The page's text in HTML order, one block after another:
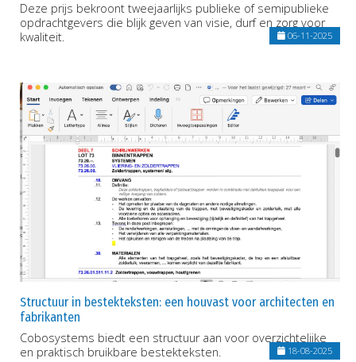
Deze prijs bekroont tweejaarlijks publieke of semipublieke
opdrachtgevers die blijk geven van visie, durf en zorg voor
kwaliteit.
06-11-2025
Structuur in bestekteksten: een houvast voor architecten en
fabrikanten
Cobosystems biedt een structuur aan voor overzichtelijke
en praktisch bruikbare bestekteksten.
18-08-2025